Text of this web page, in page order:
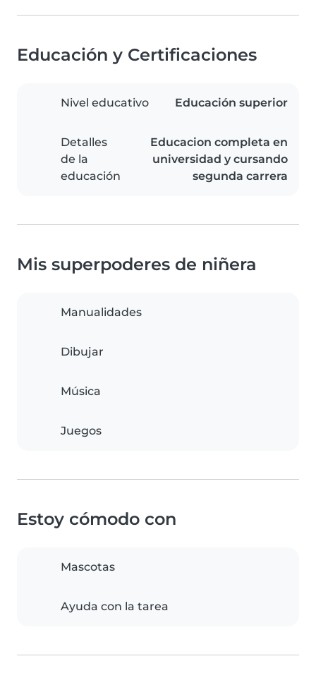
Educación y Certificaciones
Nivel educativo Educación superior
Detalles
de la
educación
Educacion completa en
universidad y cursando
segunda carrera
Mis superpoderes de niñera
Manualidades
Dibujar
Música
Juegos
Estoy cómodo con
Mascotas
Ayuda con la tarea